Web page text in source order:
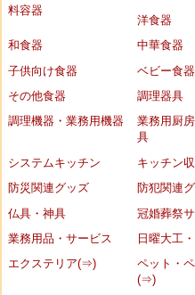
料容器
洋食器
和食器
中華食器
子供向け食器
ベビー食
その他食器
調理器具
調理機器・業務用機器
業務用厨
具
システムキッチン
キッチン
防災関連グッズ
防犯関連
仏具・神具
冠婚葬祭
業務用品・サービス
日曜大工
エクステリア(⇒)
ペット・
(⇒)